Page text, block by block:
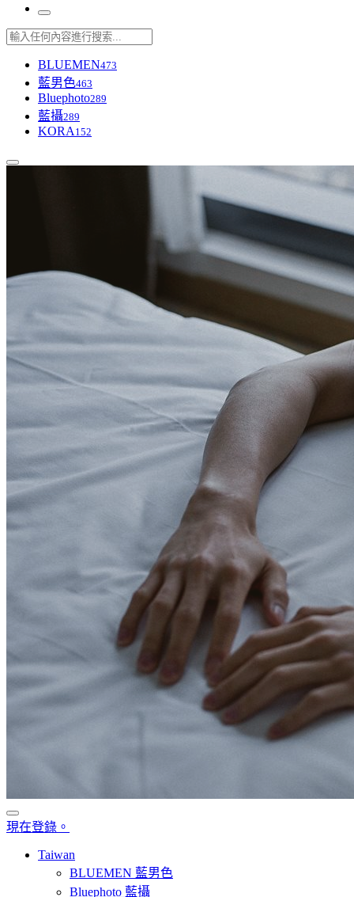
BLUEMEN473
藍男色463
Bluephoto289
藍攝289
KORA 152
現在登錄。
Taiwan
BLUEMEN 藍男色
Bluephoto 藍攝